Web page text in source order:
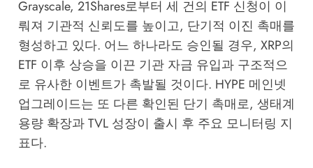
Grayscale, 21Shares로부터 세 건의 ETF 신청이 이
뤄져 기관적 신뢰도를 높이고, 단기적 이진 촉매를
형성하고 있다. 어느 하나라도 승인될 경우, XRP의
ETF 이후 상승을 이끈 기관 자금 유입과 구조적으
로 유사한 이벤트가 촉발될 것이다. HYPE 메인넷
업그레이드는 또 다른 확인된 단기 촉매로, 생태계
용량 확장과 TVL 성장이 출시 후 주요 모니터링 지
표다.